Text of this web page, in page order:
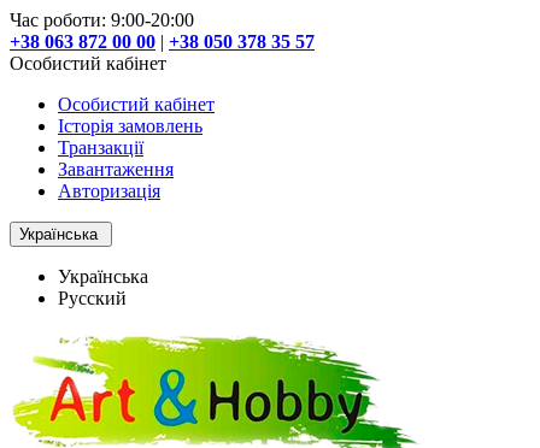
Час роботи: 9:00-20:00
+38 063 872 00 00 | +38 050 378 35 57
Особистий кабінет
Особистий кабінет
Історія замовлень
Транзакції
Завантаження
Авторизація
Українська
Українська
Русский